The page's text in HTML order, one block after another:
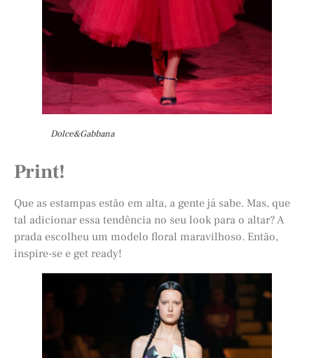
Dolce&Gabbana
Print!
Que as estampas estão em alta, a gente já sabe. Mas, que
tal adicionar essa tendência no seu look para o altar? A
prada escolheu um modelo floral maravilhoso. Então,
inspire-se e get ready!